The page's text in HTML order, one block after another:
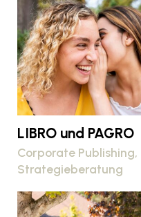
LIBRO und PAGRO
Corporate Publishing
Strategieberatung